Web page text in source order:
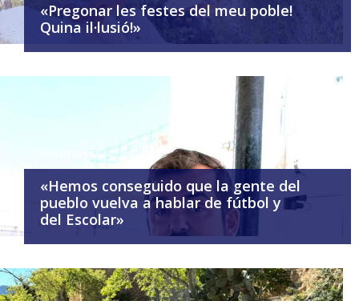
«Pregonar les festes del meu poble!
Quina il·lusió!»
ENTREVISTA
«Hemos conseguido que la gente del
pueblo vuelva a hablar de fútbol y
del Escolar»